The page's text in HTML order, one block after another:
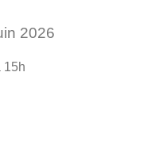
2026
15h